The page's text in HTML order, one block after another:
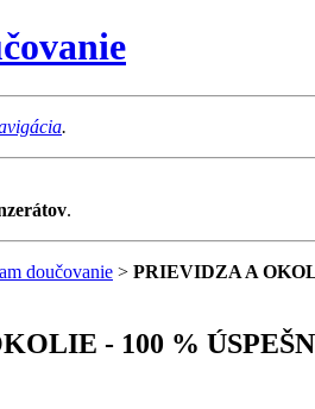
.
.
doučovanie > PRIEVIDZA A
- 100 %